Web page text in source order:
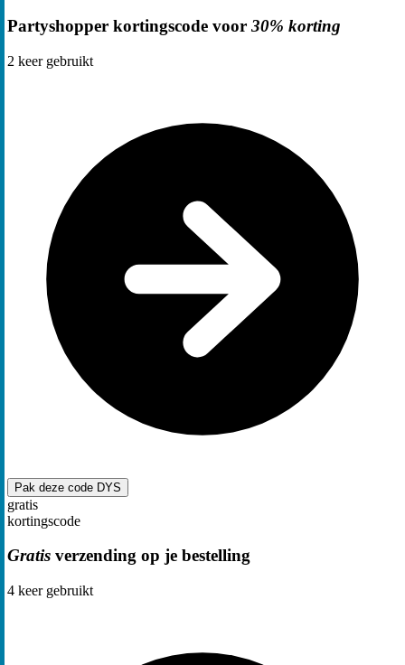
Partyshopper kortingscode voor 30% korting
2 keer gebruikt
Pak deze code DYS
gratis
kortingscode
Gratis verzending op je bestelling
4 keer gebruikt